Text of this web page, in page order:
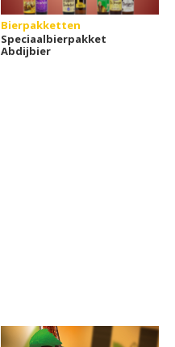
Bierpakketten
Speciaalbierpakket
Abdijbier